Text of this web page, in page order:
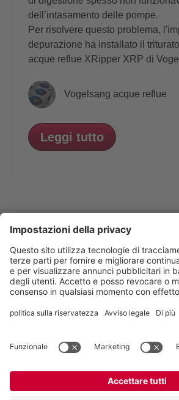
dell’intasamento delle pompe.
Per risolvere questo problema,
depurazione ha installato il
acque reflue XRipper XRP di
Vogelsang acque reflue
Leggi tutto
VOGELSANG - LEADING IN
Vogelsang S.r.l., Via Bertolino
Pandino CR, Italia
Private policy|Imprint|
responsabilità